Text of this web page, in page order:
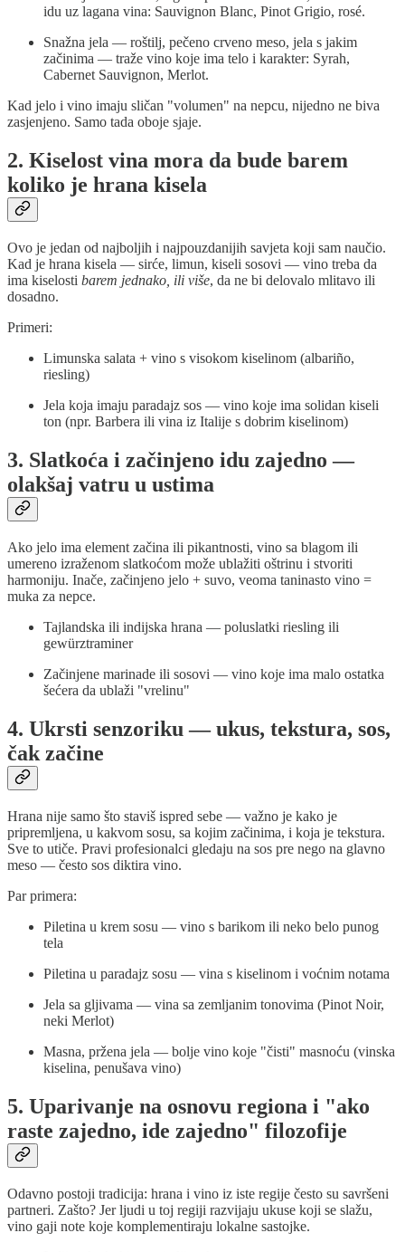
idu uz lagana vina: Sauvignon Blanc, Pinot Grigio, rosé.
Snažna jela — roštilj, pečeno crveno meso, jela s jakim
začinima — traže vino koje ima telo i karakter: Syrah,
Cabernet Sauvignon, Merlot.
Kad jelo i vino imaju sličan "volumen" na nepcu, nijedno ne biva
zasjenjeno. Samo tada oboje sjaje.
2. Kiselost vina mora da bude barem
koliko je hrana kisela
Ovo je jedan od najboljih i najpouzdanijih savjeta koji sam naučio.
Kad je hrana kisela — sirće, limun, kiseli sosovi — vino treba da
ima kiselosti barem jednako, ili više, da ne bi delovalo mlitavo ili
dosadno.
Primeri:
Limunska salata + vino s visokom kiselinom (albariño,
riesling)
Jela koja imaju paradajz sos — vino koje ima solidan kiseli
ton (npr. Barbera ili vina iz Italije s dobrim kiselinom)
3. Slatkoća i začinjeno idu zajedno —
olakšaj vatru u ustima
Ako jelo ima element začina ili pikantnosti, vino sa blagom ili
umereno izraženom slatkoćom može ublažiti oštrinu i stvoriti
harmoniju. Inače, začinjeno jelo + suvo, veoma taninasto vino =
muka za nepce.
Tajlandska ili indijska hrana — poluslatki riesling ili
gewürztraminer
Začinjene marinade ili sosovi — vino koje ima malo ostatka
šećera da ublaži "vrelinu"
4. Ukrsti senzoriku — ukus, tekstura, sos,
čak začine
Hrana nije samo što staviš ispred sebe — važno je kako je
pripremljena, u kakvom sosu, sa kojim začinima, i koja je tekstura.
Sve to utiče. Pravi profesionalci gledaju na sos pre nego na glavno
meso — često sos diktira vino.
Par primera:
Piletina u krem sosu — vino s barikom ili neko belo punog
tela
Piletina u paradajz sosu — vina s kiselinom i voćnim notama
Jela sa gljivama — vina sa zemljanim tonovima (Pinot Noir,
neki Merlot)
Masna, pržena jela — bolje vino koje "čisti" masnoću (vinska
kiselina, penušava vino)
5. Uparivanje na osnovu regiona i "ako
raste zajedno, ide zajedno" filozofije
Odavno postoji tradicija: hrana i vino iz iste regije često su savršeni
partneri. Zašto? Jer ljudi u toj regiji razvijaju ukuse koji se slažu,
vino gaji note koje komplementiraju lokalne sastojke.